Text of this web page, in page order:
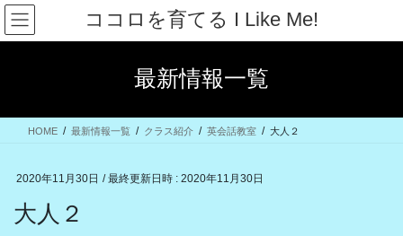
コ
ン
テ
ス
ナ
ビ
ゲ
ン
ココロを育てる I Like Me!
最新情報一覧
HOME 最新情報一覧 クラス紹介 英会話教室 大人２
2020年11月30日 / 最終更新日時 : 2020年11月30日
大人２